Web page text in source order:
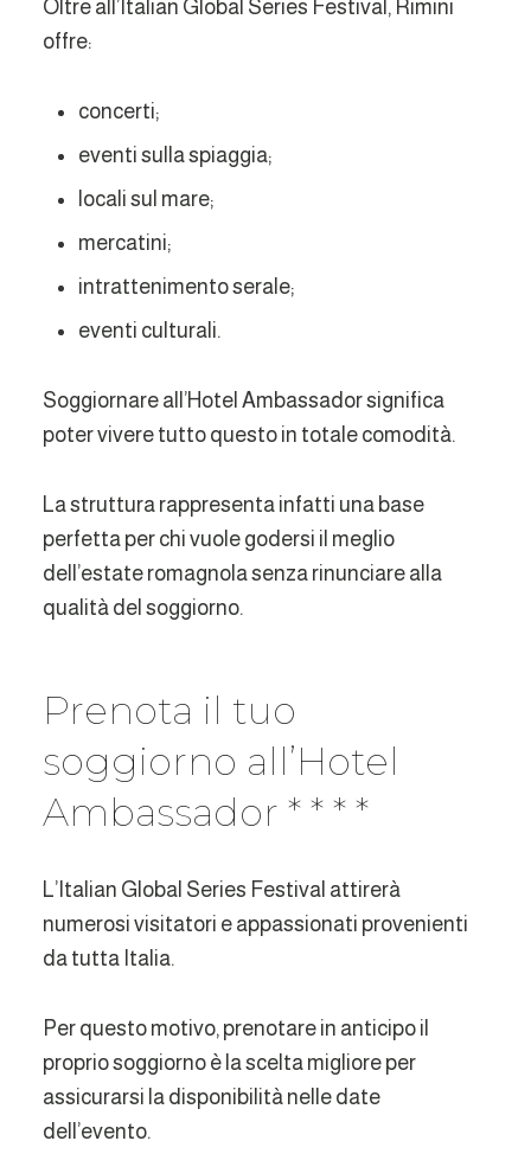
Oltre all’Italian Global Series Festival, Rimini
offre:
concerti;
eventi sulla spiaggia;
locali sul mare;
mercatini;
intrattenimento serale;
eventi culturali.
Soggiornare all’Hotel Ambassador significa
poter vivere tutto questo in totale comodità.
La struttura rappresenta infatti una base
perfetta per chi vuole godersi il meglio
dell’estate romagnola senza rinunciare alla
qualità del soggiorno.
Prenota il tuo
soggiorno all’Hotel
Ambassador * * * *
L’Italian Global Series Festival attirerà
numerosi visitatori e appassionati provenienti
da tutta Italia.
Per questo motivo, prenotare in anticipo il
proprio soggiorno è la scelta migliore per
assicurarsi la disponibilità nelle date
dell’evento.